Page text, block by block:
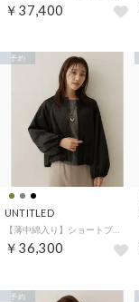
￥37,400
UNTITLED
￥36,300
予約
予約